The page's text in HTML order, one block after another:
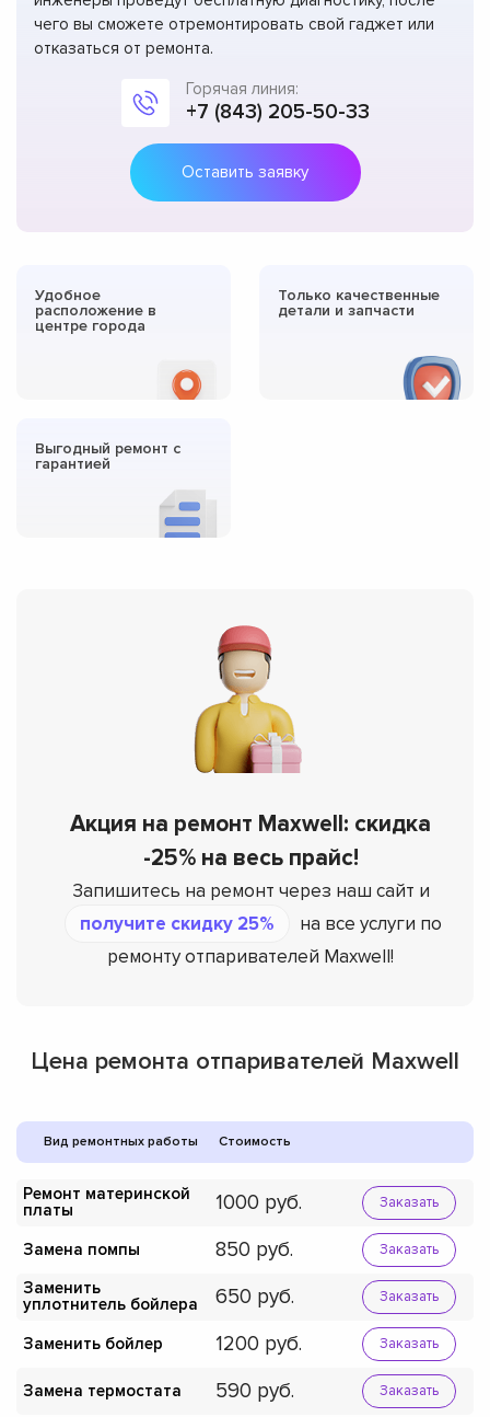
чего вы сможете отремонтировать свой гаджет или
отказаться от ремонта.
Горячая линия:
+7 (843) 205-50-33
Оставить заявку
Удобное
расположение в
центре города
Только качественные
детали и запчасти
Выгодный ремонт с
гарантией
Акция на ремонт Maxwell: скидка
-25% на весь прайс!
Запишитесь на ремонт через наш сайт и
получите скидку 25%
на все услуги по
ремонту отпаривателей Maxwell!
Цена ремонта отпаривателей Maxwell
Вид ремонтных работы Стоимость
Ремонт материнской
платы
1000 Заказать
Замена помпы 850 Заказать
Заменить
уплотнитель бойлера
650 Заказать
Заменить бойлер 1200 Заказать
Замена термостата 590 Заказать